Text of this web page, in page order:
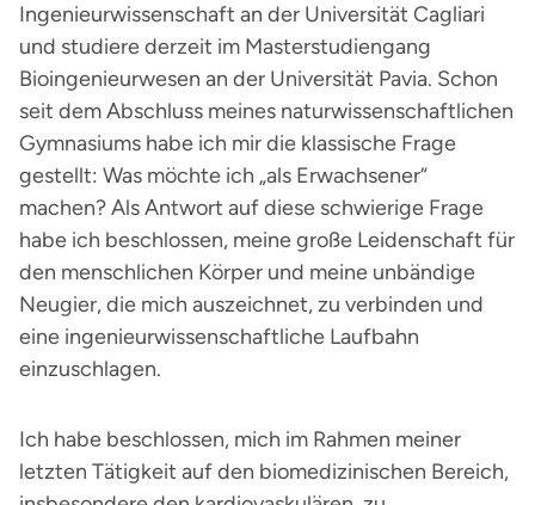
Ingenieurwissenschaft an der Universität Cagliari
und studiere derzeit im Masterstudiengang
Bioingenieurwesen an der Universität Pavia. Schon
seit dem Abschluss meines naturwissenschaftlichen
Gymnasiums habe ich mir die klassische Frage
gestellt: Was möchte ich „als Erwachsener“
machen? Als Antwort auf diese schwierige Frage
habe ich beschlossen, meine große Leidenschaft für
den menschlichen Körper und meine unbändige
Neugier, die mich auszeichnet, zu verbinden und
eine ingenieurwissenschaftliche Laufbahn
einzuschlagen.
Ich habe beschlossen, mich im Rahmen meiner
letzten Tätigkeit auf den biomedizinischen Bereich,